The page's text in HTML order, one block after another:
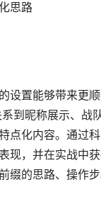
思路
设置能够带来更顺
到昵称展示、战
点化内容。通过
现，并在实战中
缀的思路、操作